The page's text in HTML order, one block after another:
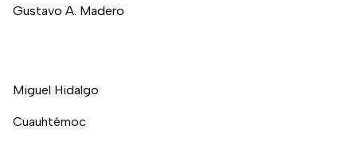
Gustavo A. Madero
Miguel Hidalgo
Cuauhtémoc